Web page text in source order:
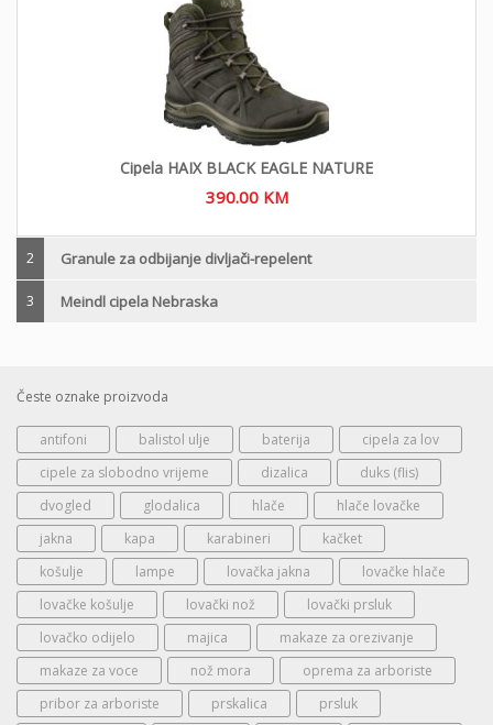
Cipela HAIX BLACK EAGLE NATURE
390.00 KM
2 Granule za odbijanje divljači-repelent
3 Meindl cipela Nebraska
Česte oznake proizvoda
antifoni balistol ulje baterija
cipela za lov
cipele za slobodno vrijeme
dizalica
duks (flis)
dvogled
glodalica hlače
hlače lovačke
jakna
kapa karabineri
kačket
košulje
lampe lovačka jakna
lovačke hlače
lovačke košulje
lovački nož
lovački prsluk
lovačko odijelo
majica
makaze za orezivanje
makaze za voce
nož mora
oprema za arboriste
pribor za arboriste
prskalica
prsluk